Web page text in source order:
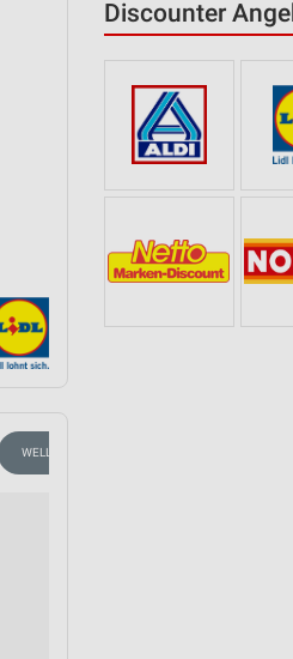
Discounter
WELLNESS FÜR ZUHAUSE